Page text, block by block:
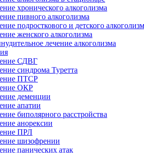
хронического алкоголизма
пивного алкоголизма
подросткового и детского
женского алкоголизма
лечение алкоголизма
СДВГ
синдрома Туретта
ПТСР
ОКР
деменции
апатии
биполярного расстройства
анорексии
ПРЛ
шизофрении
панических атак